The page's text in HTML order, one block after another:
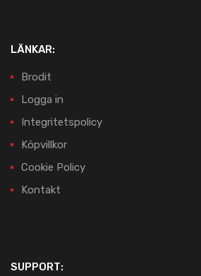
LÄNKAR:
Brodit
Logga in
Integritetspolicy
Köpvillkor
Cookie Policy
Kontakt
SUPPORT: